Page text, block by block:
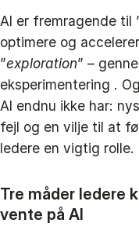
AI er fremragende til
optimere og
”exploration” –
eksperimentering .
AI endnu ikke har:
fejl og en vilje til at
ledere en vigtig rolle.
Tre måder ledere
vente på AI